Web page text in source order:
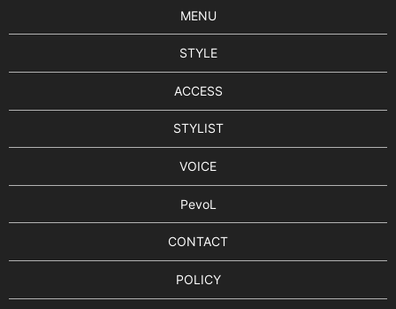
MENU
STYLE
ACCESS
STYLIST
VOICE
PevoL
CONTACT
POLICY